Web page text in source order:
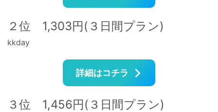
２位 1,303円(３日間プラン)
kkday
詳細はコチラ
３位 1,456円(３日間プラン)